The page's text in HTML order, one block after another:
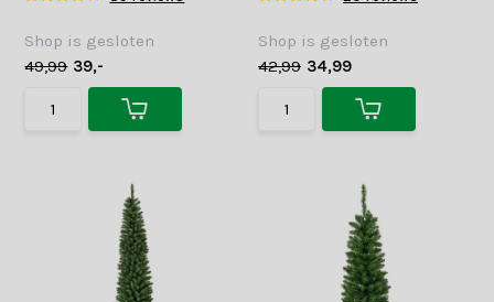
Shop is gesloten
49,99 39,-
Shop is gesloten
42,99 34,99